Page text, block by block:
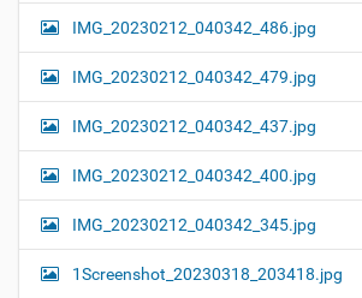
IMG_20230212_040342_486.jpg
IMG_20230212_040342_479.jpg
IMG_20230212_040342_437.jpg
IMG_20230212_040342_400.jpg
IMG_20230212_040342_345.jpg
1Screenshot_20230318_203418.jpg